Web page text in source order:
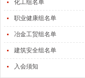
化工组名单
职业健康组名单
冶金工贸组名单
建筑安全组名单
入会须知